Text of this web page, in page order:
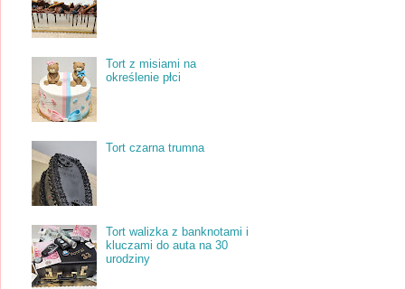
Tort z misiami na
określenie płci
Tort czarna trumna
Tort walizka z banknotami i
kluczami do auta na 30
urodziny